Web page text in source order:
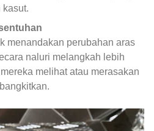
kasut.
menandakan perubahan aras
naluri melangkah lebih
melihat atau merasakan